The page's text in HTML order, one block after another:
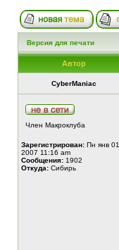
Версия для печати
Автор
CyberManiac
Член Макроклуба
Зарегистрирован: Пн янв 01,
2007 11:16 am
Сообщения: 1902
Откуда: Сибирь